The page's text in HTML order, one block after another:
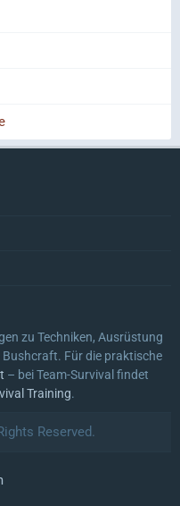
zu Techniken, Ausrüstung
Für die praktische
– bei Team-Survival findet
Training.
Reserved.